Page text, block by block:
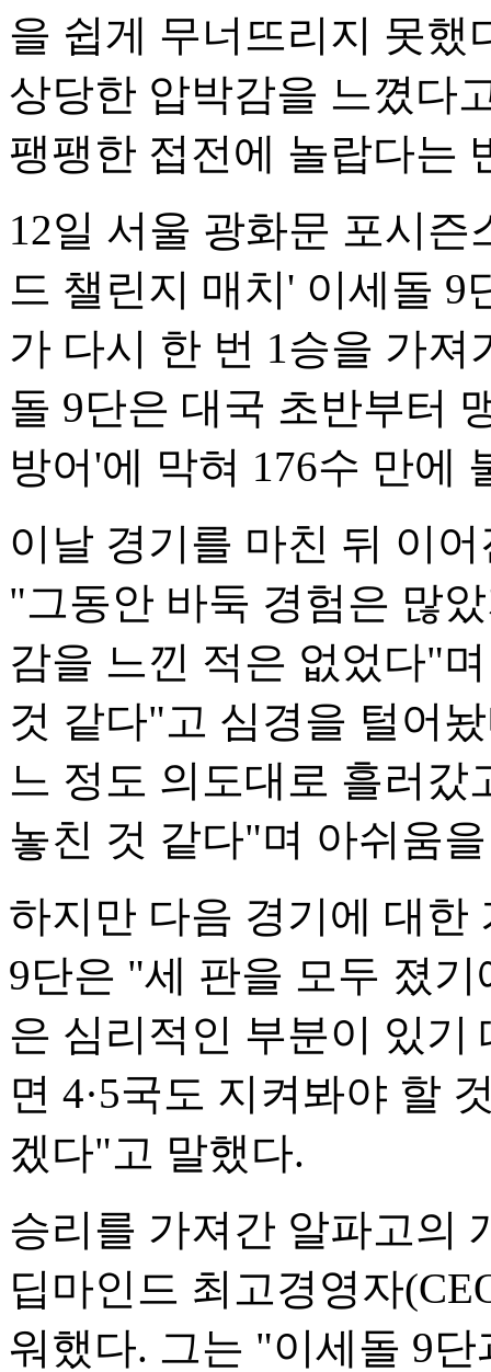
을 쉽게 무너뜨리지 못했
상당한 압박감을 느꼈다
팽팽한 접전에 놀랍다는
12일 서울 광화문 포시
드 챌린지 매치' 이세돌 9
가 다시 한 번 1승을 가
돌 9단은 대국 초반부터
방어'에 막혀 176수 만에
이날 경기를 마친 뒤 이
"그동안 바둑 경험은 많
감을 느낀 적은 없었다"
것 같다"고 심경을 털어
느 정도 의도대로 흘러갔
놓친 것 같다"며 아쉬움
하지만 다음 경기에 대한
9단은 "세 판을 모두 졌
은 심리적인 부분이 있기
면 4·5국도 지켜봐야 할
겠다"고 말했다.
승리를 가져간 알파고의
딥마인드 최고경영자
워했다. 그는 "이세돌 9